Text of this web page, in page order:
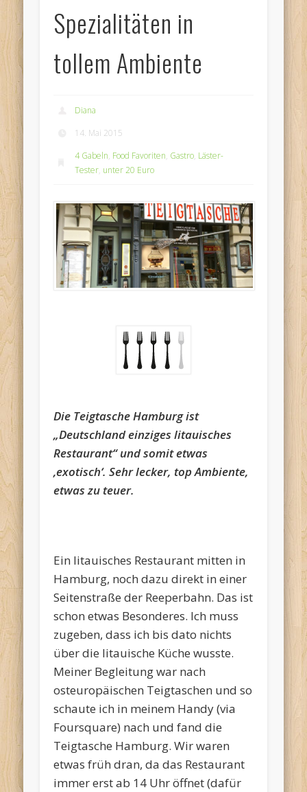
Spezialitäten in
tollem Ambiente
Diana
14. Mai 2015
4 Gabeln, Food Favoriten, Gastro, Läster-
Tester, unter 20 Euro
Die Teigtasche Hamburg ist
„Deutschland einziges litauisches
Restaurant“ und somit etwas
‚exotisch‘. Sehr lecker, top Ambiente,
etwas zu teuer.
Ein litauisches Restaurant mitten in
Hamburg, noch dazu direkt in einer
Seitenstraße der Reeperbahn. Das ist
schon etwas Besonderes. Ich muss
zugeben, dass ich bis dato nichts
über die litauische Küche wusste.
Meiner Begleitung war nach
osteuropäischen Teigtaschen und so
schaute ich in meinem Handy (via
Foursquare) nach und fand die
Teigtasche Hamburg. Wir waren
etwas früh dran, da das Restaurant
immer erst ab 14 Uhr öffnet (dafür